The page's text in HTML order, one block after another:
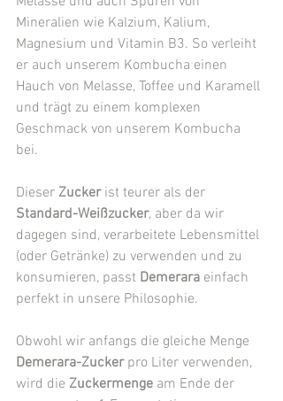
Mineralien wie Kalzium, Kalium,
Magnesium und Vitamin B3. So verleiht
er auch unserem Kombucha einen
Hauch von Melasse, Toffee und Karamell
und trägt zu einem komplexen
Geschmack von unserem Kombucha
bei.
Dieser Zucker ist teurer als der
Standard-Weißzucker, aber da wir
dagegen sind, verarbeitete Lebensmittel
(oder Getränke) zu verwenden und zu
konsumieren, passt Demerara einfach
perfekt in unsere Philosophie.
Obwohl wir anfangs die gleiche Menge
Demerara-Zucker pro Liter verwenden,
wird die Zuckermenge am Ende der